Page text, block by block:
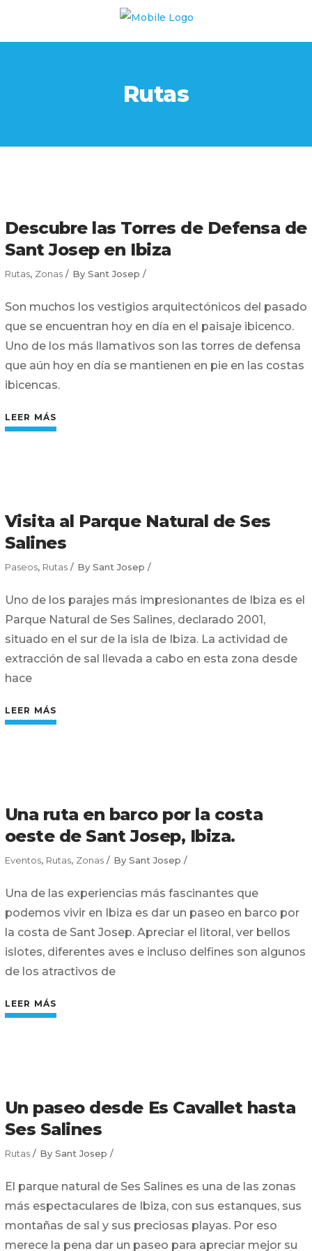
Rutas
Descubre las Torres de Defensa de
Sant Josep en Ibiza
Rutas, Zonas By Sant Josep
Son muchos los vestigios arquitectónicos del pasado
que se encuentran hoy en día en el paisaje ibicenco.
Uno de los más llamativos son las torres de defensa
que aún hoy en día se mantienen en pie en las costas
ibicencas.
LEER MÁS
Visita al Parque Natural de Ses
Salines
Paseos, Rutas By Sant Josep
Uno de los parajes más impresionantes de Ibiza es el
Parque Natural de Ses Salines, declarado 2001,
situado en el sur de la isla de Ibiza. La actividad de
extracción de sal llevada a cabo en esta zona desde
hace
LEER MÁS
Una ruta en barco por la costa
oeste de Sant Josep, Ibiza.
Eventos, Rutas, Zonas By Sant Josep
Una de las experiencias más fascinantes que
podemos vivir en Ibiza es dar un paseo en barco por
la costa de Sant Josep. Apreciar el litoral, ver bellos
islotes, diferentes aves e incluso delfines son algunos
de los atractivos de
LEER MÁS
Un paseo desde Es Cavallet hasta
Ses Salines
Rutas By Sant Josep
El parque natural de Ses Salines es una de las zonas
más espectaculares de Ibiza, con sus estanques, sus
montañas de sal y sus preciosas playas. Por eso
merece la pena dar un paseo para apreciar mejor su